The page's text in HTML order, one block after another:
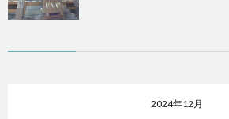
2024年12月